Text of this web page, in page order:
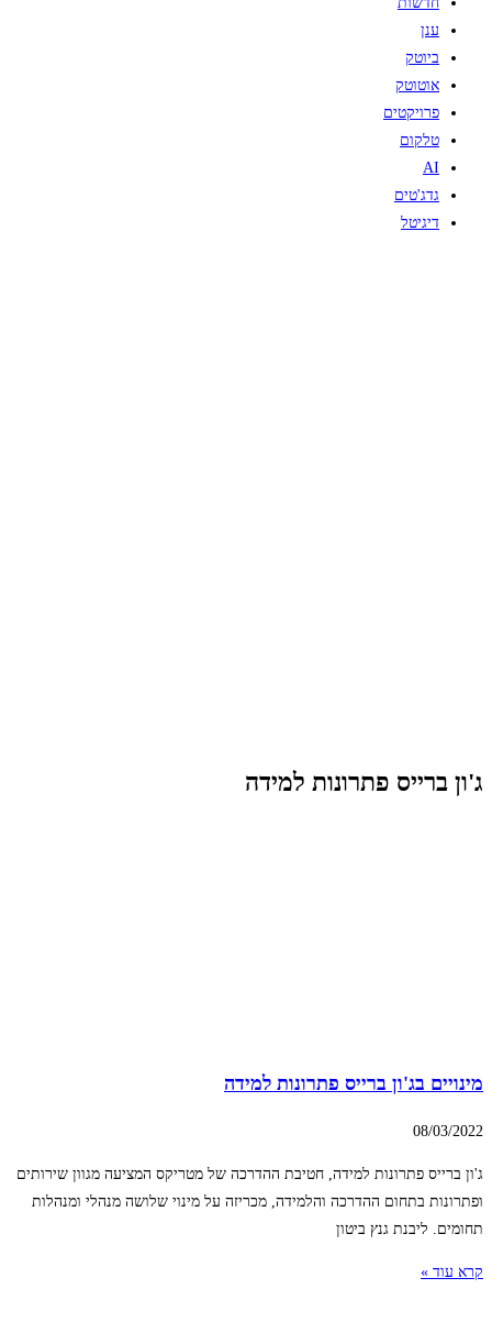
ענן
ביוטק
אוטוטק
פרויקטים
טלקום
AI
גדג'טים
דיגיטל
ג'ון ברייס פתרונות למידה
מינויים בג'ון ברייס פתרונות למידה
08/03/2022
ג'ון ברייס פתרונות למידה, חטיבת ההדרכה של מטריקס המציעה מגוון שירותים
ופתרונות בתחום ההדרכה והלמידה, מכריזה על מינוי שלושה מנהלי ומנהלות
תחומים. ליבנת גנץ ביטון
קרא עוד »